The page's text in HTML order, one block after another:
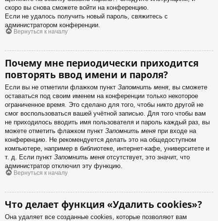
скоро вы снова сможете войти на конференцию.
Если не удалось получить новый пароль, свяжитесь с
администратором конференции.
Вернуться к началу
Почему мне периодически приходится
повторять ввод имени и пароля?
Если вы не отметили флажком пункт Запомнить меня, вы сможете
оставаться под своим именем на конференции только некоторое
ограниченное время. Это сделано для того, чтобы никто другой не
смог воспользоваться вашей учётной записью. Для того чтобы вам
не приходилось вводить имя пользователя и пароль каждый раз, вы
можете отметить флажком пункт Запомнить меня при входе на
конференцию. Не рекомендуется делать это на общедоступном
компьютере, например в библиотеке, интернет-кафе, университете и
т. д. Если пункт Запомнить меня отсутствует, это значит, что
администратор отключил эту функцию.
Вернуться к началу
Что делает функция «Удалить cookies»?
Она удаляет все созданные cookies, которые позволяют вам